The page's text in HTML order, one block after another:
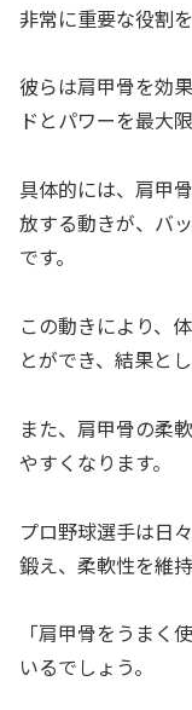
非常に重要な役割
彼らは肩甲骨を効
ドとパワーを最大
具体的には、肩甲
放する動きが、バ
です。
この動きにより、
とができ、結果と
また、肩甲骨の柔
やすくなります。
プロ野球選手は日
鍛え、柔軟性を維
「肩甲骨をうま
いるでしょう。